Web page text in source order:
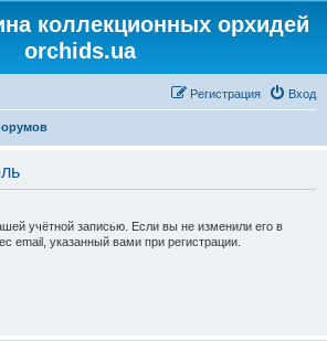
коллекционных орхидей
orchids.ua
Вход
Регистрация
учётной записью. Если вы не изменили его в
email, указанный вами при регистрации.